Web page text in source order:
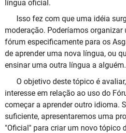
língua oficial.
Isso fez com que uma idéia
moderação. Poderíamos organizar
fórum especificamente para os
de aprender uma nova língua, ou
ensinar uma outra língua a alguém.
O objetivo deste tópico é
interesse em relação ao uso do
começar a aprender outro idioma.
suficiente, apresentaremos uma
"Oficial" para criar um novo tópico